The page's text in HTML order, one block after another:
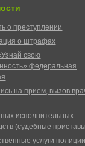
о преступлении
о штрафах
свою
федеральная
на прием, вызов
исполнительных
(судебные
услуги